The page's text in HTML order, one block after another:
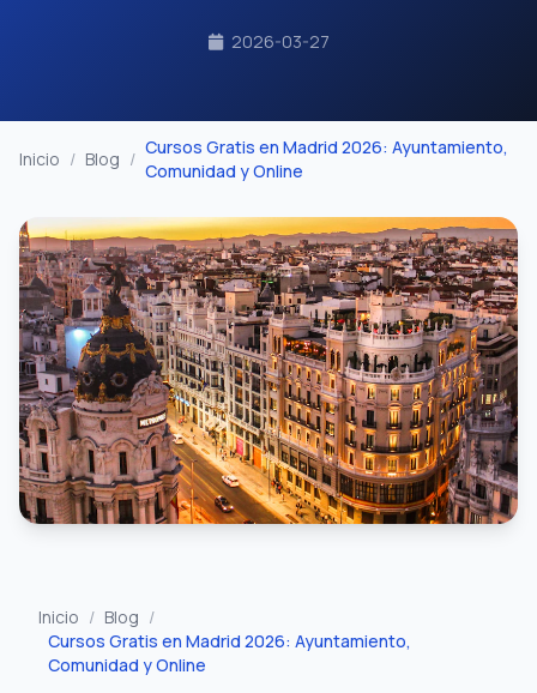
2026-03-27
Inicio / Blog /
Cursos Gratis en Madrid 2026: Ayuntamiento,
Comunidad y Online
Inicio / Blog /
Cursos Gratis en Madrid 2026: Ayuntamiento,
Comunidad y Online